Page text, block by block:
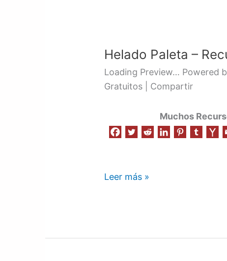
Helado Paleta –
Loading Preview… Powered
Gratuitos | Compartir
Muchos
–
Recurso
001
Leer más »